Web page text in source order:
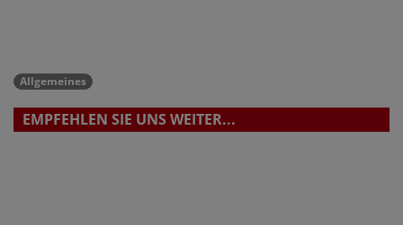
Allgemeines
EMPFEHLEN SIE UNS WEITER...